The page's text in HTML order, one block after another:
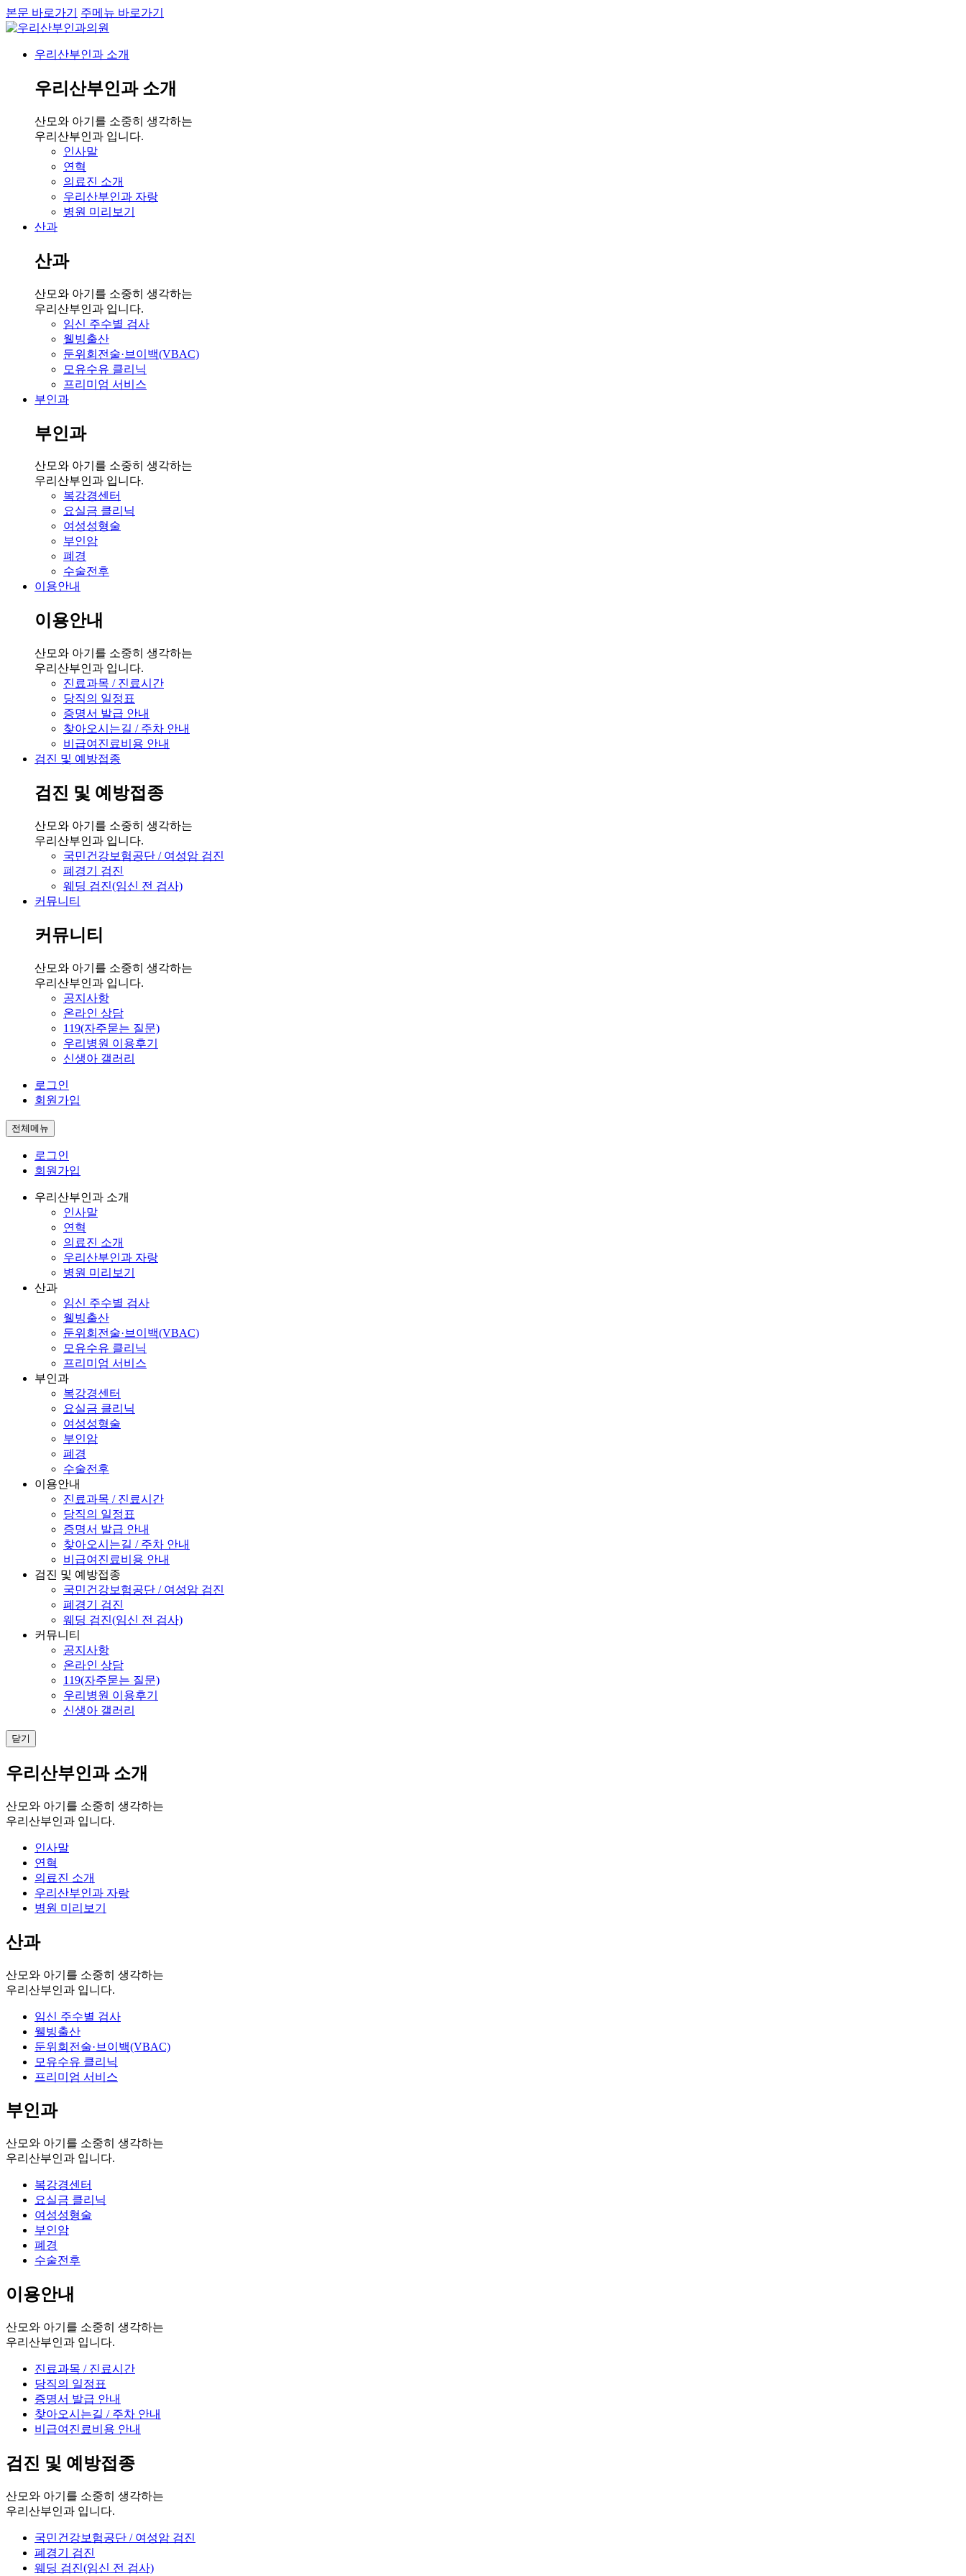
본문 바로가기 주메뉴 바로가기
우리산부인과 소개
우리산부인과 소개
산모와 아기를 소중히 생각하는
우리산부인과 입니다.
인사말
연혁
의료진 소개
우리산부인과 자랑
병원 미리보기
산과
산과
산모와 아기를 소중히 생각하는
우리산부인과 입니다.
임신 주수별 검사
웰빙출산
둔위회전술·브이백(VBAC)
모유수유 클리닉
프리미엄 서비스
부인과
부인과
산모와 아기를 소중히 생각하는
우리산부인과 입니다.
복강경센터
요실금 클리닉
여성성형술
부인암
폐경
수술전후
이용안내
이용안내
산모와 아기를 소중히 생각하는
우리산부인과 입니다.
진료과목 / 진료시간
당직의 일정표
증명서 발급 안내
찾아오시는길 / 주차 안내
비급여진료비용 안내
검진 및 예방접종
검진 및 예방접종
산모와 아기를 소중히 생각하는
우리산부인과 입니다.
국민건강보험공단 / 여성암 검진
폐경기 검진
웨딩 검진(임신 전 검사)
커뮤니티
커뮤니티
산모와 아기를 소중히 생각하는
우리산부인과 입니다.
공지사항
온라인 상담
119(자주묻는 질문)
우리병원 이용후기
신생아 갤러리
로그인
회원가입
전체메뉴
로그인
회원가입
우리산부인과 소개
인사말
연혁
의료진 소개
우리산부인과 자랑
병원 미리보기
산과
임신 주수별 검사
웰빙출산
둔위회전술·브이백(VBAC)
모유수유 클리닉
프리미엄 서비스
부인과
복강경센터
요실금 클리닉
여성성형술
부인암
폐경
수술전후
이용안내
진료과목 / 진료시간
당직의 일정표
증명서 발급 안내
찾아오시는길 / 주차 안내
비급여진료비용 안내
검진 및 예방접종
국민건강보험공단 / 여성암 검진
폐경기 검진
웨딩 검진(임신 전 검사)
커뮤니티
공지사항
온라인 상담
119(자주묻는 질문)
우리병원 이용후기
신생아 갤러리
닫기
우리산부인과 소개
산모와 아기를 소중히 생각하는
우리산부인과 입니다.
인사말
연혁
의료진 소개
우리산부인과 자랑
병원 미리보기
산과
산모와 아기를 소중히 생각하는
우리산부인과 입니다.
임신 주수별 검사
웰빙출산
둔위회전술·브이백(VBAC)
모유수유 클리닉
프리미엄 서비스
부인과
산모와 아기를 소중히 생각하는
우리산부인과 입니다.
복강경센터
요실금 클리닉
여성성형술
부인암
폐경
수술전후
이용안내
산모와 아기를 소중히 생각하는
우리산부인과 입니다.
진료과목 / 진료시간
당직의 일정표
증명서 발급 안내
찾아오시는길 / 주차 안내
비급여진료비용 안내
검진 및 예방접종
산모와 아기를 소중히 생각하는
우리산부인과 입니다.
국민건강보험공단 / 여성암 검진
폐경기 검진
웨딩 검진(임신 전 검사)